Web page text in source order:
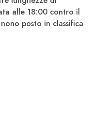
alle 18:00 contro il
posto in classifica